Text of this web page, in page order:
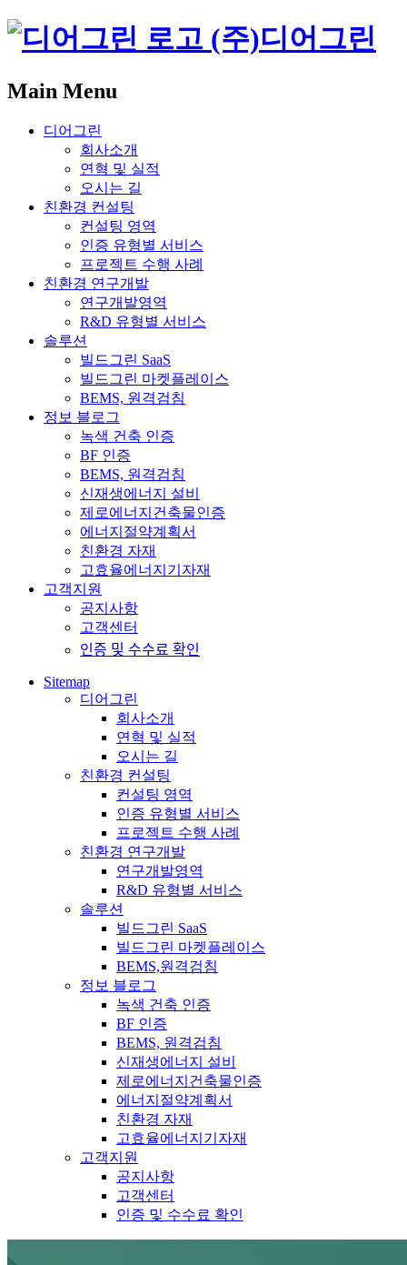
(주)디어그린
Main Menu
디어그린
회사소개
연혁 및 실적
오시는 길
친환경 컨설팅
컨설팅 영역
인증 유형별 서비스
프로젝트 수행 사례
친환경 연구개발
연구개발영역
R&D 유형별 서비스
솔루션
빌드그린 SaaS
빌드그린 마켓플레이스
BEMS, 원격검침
정보 블로그
녹색 건축 인증
BF 인증
BEMS, 원격검침
신재생에너지 설비
제로에너지건축물인증
에너지절약계획서
친환경 자재
고효율에너지기자재
고객지원
공지사항
고객센터
인증 및 수수료 확인
Sitemap
디어그린
회사소개
연혁 및 실적
오시는 길
친환경 컨설팅
컨설팅 영역
인증 유형별 서비스
프로젝트 수행 사례
친환경 연구개발
연구개발영역
R&D 유형별 서비스
솔루션
빌드그린 SaaS
빌드그린 마켓플레이스
BEMS,원격검침
정보 블로그
녹색 건축 인증
BF 인증
BEMS, 원격검침
신재생에너지 설비
제로에너지건축물인증
에너지절약계획서
친환경 자재
고효율에너지기자재
고객지원
공지사항
고객센터
인증 및 수수료 확인